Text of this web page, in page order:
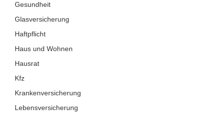
Gesundheit
Glasversicherung
Haftpflicht
Haus und Wohnen
Hausrat
Kfz
Krankenversicherung
Lebensversicherung